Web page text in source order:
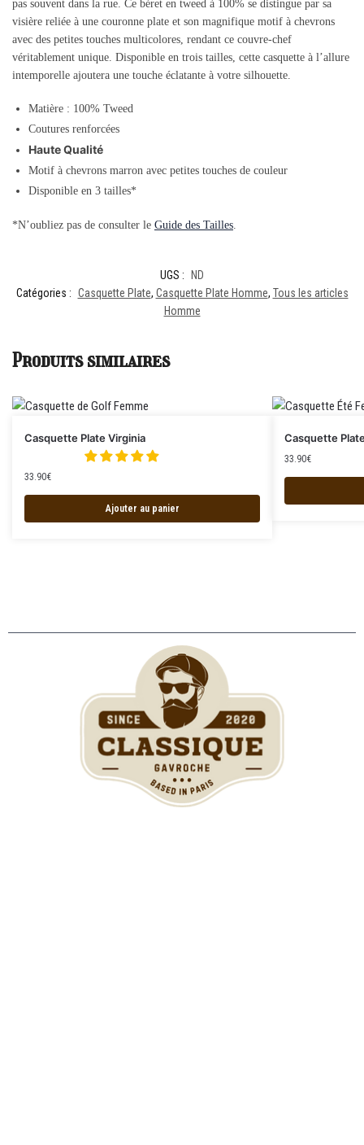
pas souvent dans la rue. Ce béret en tweed à 100% se distingue par sa
visière reliée à une couronne plate et son magnifique motif à chevrons
avec des petites touches multicolores, rendant ce couvre-chef
véritablement unique. Disponible en trois tailles, cette casquette à l’allure
intemporelle ajoutera une touche éclatante à votre silhouette.
Matière : 100% Tweed
Coutures renforcées
Haute Qualité
Motif à chevrons marron avec petites touches de couleur
Disponible en 3 tailles*
*N’oubliez pas de consulter le Guide des Tailles
UGS :
ND
Catégories : Casquette Plate, Casquette Plate Homme, Tous les articles
Homme
Produits similaires
Casquette Plate Virginia
33.90€
Ajouter au panier
Casquette
33.90€